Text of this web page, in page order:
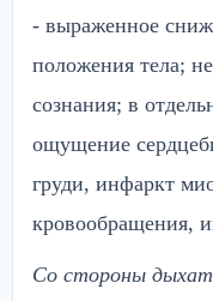
- выраженное
положения тела;
сознания; в
ощущение
груди, инфаркт
кровообращения,
Со стороны